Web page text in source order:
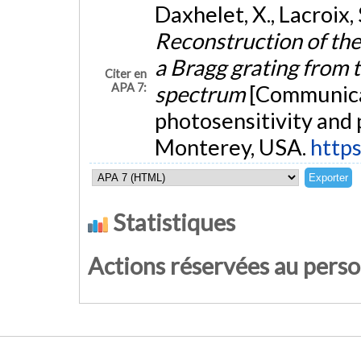
Citer en
APA 7:
Daxhelet, X.,
Reconstruction of
a Bragg grating from
spectrum
photosensitivity and
Monterey, USA.
Statistiques
Actions réservées au